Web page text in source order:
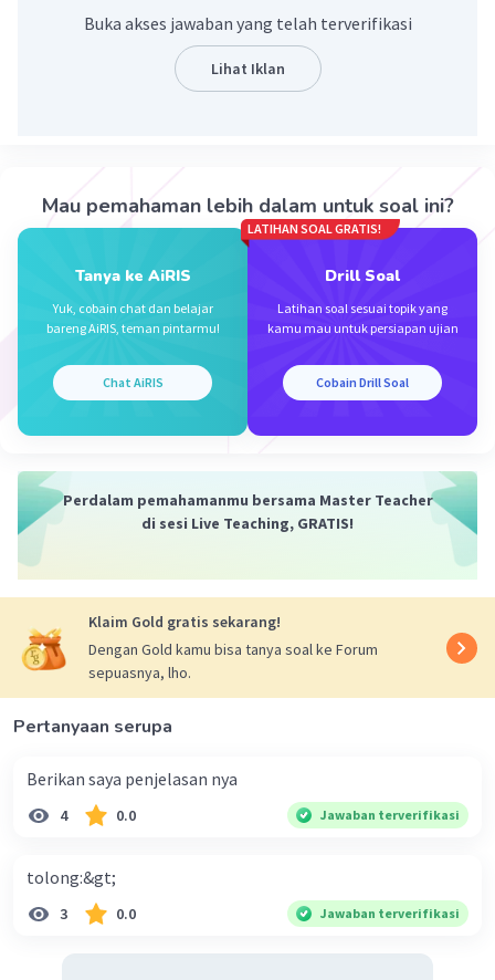
Beri Rating (0 Balas
Ananda S Level 75
Iklan
Felixxx F Level 9
Jawaban terverifikasi
1 Hitung jumlah mahasiswa yang memilih minimal satu
universitas: 60 (UI) + 76 (ITB) + 65 (UGM) - 37 (UI & ITB) - 23
(UI & UGM) - 18 (ITB & UGM) + 0 (UI & ITB & UGM) = 163
Jumlah - (UI & ITB) - (ITB & UGM) 163-37-18 = 108
Beri Rating
Buka akses jawaban yang telah terverifikasi
Lihat Iklan
Mau pemahaman lebih dalam untuk soal ini?
Tanya ke AiRIS
Yuk, cobain chat dan belajar
bareng AiRIS, teman pintarmu!
Chat AiRIS
LATIHAN SOAL GRATIS!
Drill Soal
Latihan soal sesuai topik yang
kamu mau untuk persiapan ujian
Cobain Drill Soal
Perdalam pemahamanmu bersama Master Teacher
di sesi Live Teaching, GRATIS!
Klaim Gold gratis sekarang!
Dengan Gold kamu bisa tanya soal ke Forum
sepuasnya, lho.
Pertanyaan serupa
Berikan saya penjelasan nya
4 0.0 Jawaban terverifikasi
tolong:&gt;
3 0.0 Jawaban terverifikasi